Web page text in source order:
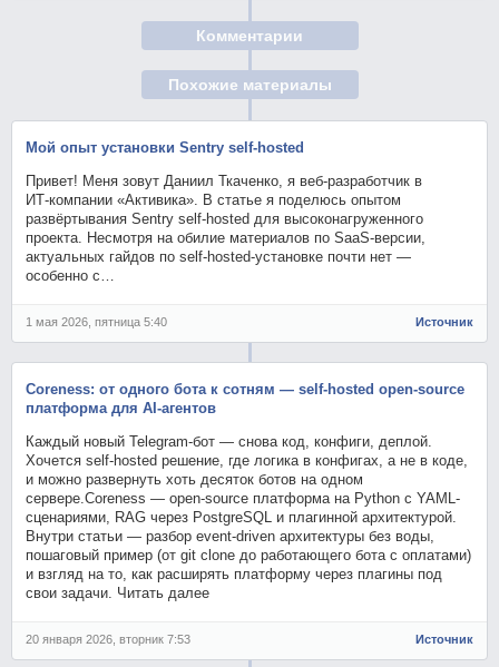
Комментарии
Похожие материалы
Мой опыт установки Sentry self-hosted
Привет! Меня зовут Даниил Ткаченко, я веб‑разработчик в
ИТ‑компании «Активика». В статье я поделюсь опытом
развёртывания Sentry self‑hosted для высоконагруженного
проекта. Несмотря на обилие материалов по SaaS‑версии,
актуальных гайдов по self‑hosted‑установке почти нет —
особенно с…
1 мая 2026, пятница 5:40 Источник
Coreness: от одного бота к сотням — self-hosted open-source
платформа для AI-агентов
Каждый новый Telegram-бот — снова код, конфиги, деплой.
Хочется self-hosted решение, где логика в конфигах, а не в коде,
и можно развернуть хоть десяток ботов на одном
сервере.Coreness — open-source платформа на Python с YAML-
сценариями, RAG через PostgreSQL и плагинной архитектурой.
Внутри статьи — разбор event-driven архитектуры без воды,
пошаговый пример (от git clone до работающего бота с оплатами)
и взгляд на то, как расширять платформу через плагины под
свои задачи. Читать далее
20 января 2026, вторник 7:53 Источник